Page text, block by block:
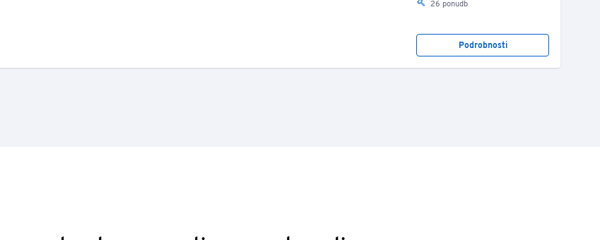
26 ponudb
Podrobnosti